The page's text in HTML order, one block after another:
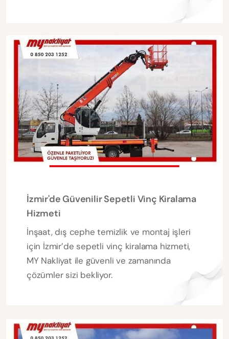
İzmir'de Güvenilir Sepetli Vinç Kiralama
Hizmeti
İnşaat, dış cephe temizlik ve montaj işleri
için İzmir’de sepetli vinç kiralama hizmeti,
MY Nakliyat ile güvenli ve zamanında
çözümler sizi bekliyor.